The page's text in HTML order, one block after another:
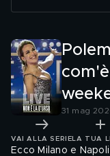
31 mag
VAI ALLA SERIE LA TUA
Ecco Milano e Napoli